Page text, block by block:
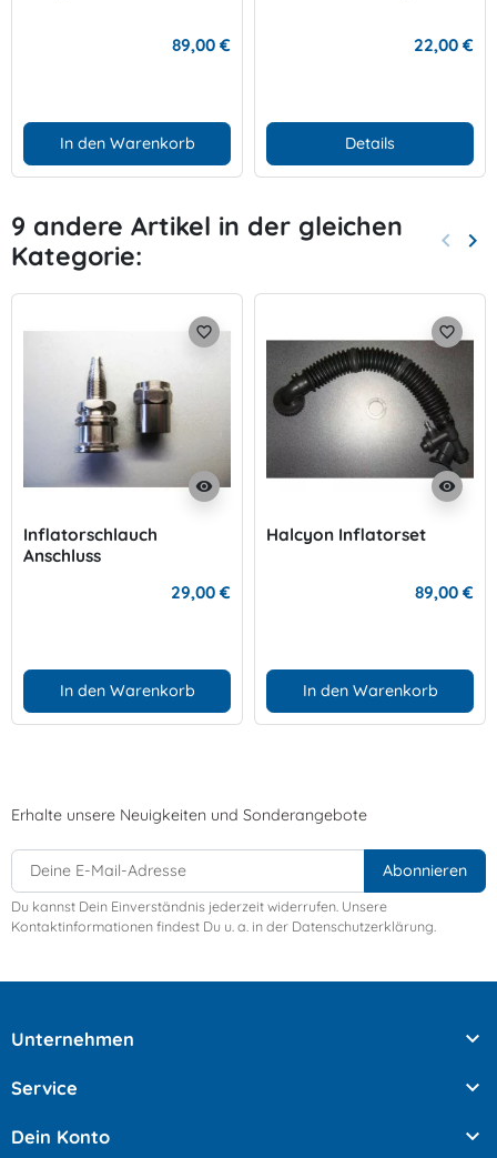
89,00 €
In den Warenkorb
22,00 €
Details
9 andere Artikel in der gleichen
Kategorie:
Zurück
keyboard_arrow_left keyboard_arrow_right
visibility
favorite_border
Inflatorschlauch
Anschluss
29,00 €
In den Warenkorb
visibility
favorite_border
Halcyon Inflatorset
89,00 €
In den Warenkorb
Erhalte unsere Neuigkeiten und Sonderangebote
Du kannst Dein Einverständnis jederzeit widerrufen. Unsere
Kontaktinformationen findest Du u. a. in der Datenschutzerklärung.
Unternehmen 
Service 
Dein Konto 